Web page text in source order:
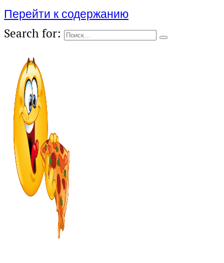
Перейти к содержанию
Search for: